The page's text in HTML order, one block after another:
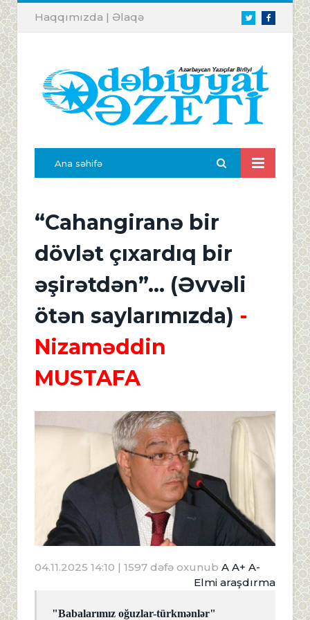
TwitterFacebook
Haqqımızda | Əlaqə
Ana səhifə
“Cahangiranə bir
dövlət çıxardıq bir
əşirətdən”... (Əvvəli
ötən saylarımızda) -
Nizaməddin
MUSTAFA
04.11.2025 14:10 | 1597 dəfə oxunub A A+ A-
Elmi araşdırma
"Babalarımız oğuzlar-türkmənlər"